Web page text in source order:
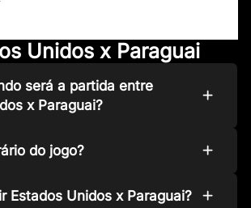
Unidos x Paraguai
será a partida entre
x Paraguai?
do jogo?
Estados Unidos x Paraguai?